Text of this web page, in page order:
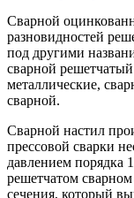
Сварной
разновидностей
под другими
сварной
металлические,
сварной.
Сварной настил
прессовой сварки
давлением порядка
решетчатом
сечения, который